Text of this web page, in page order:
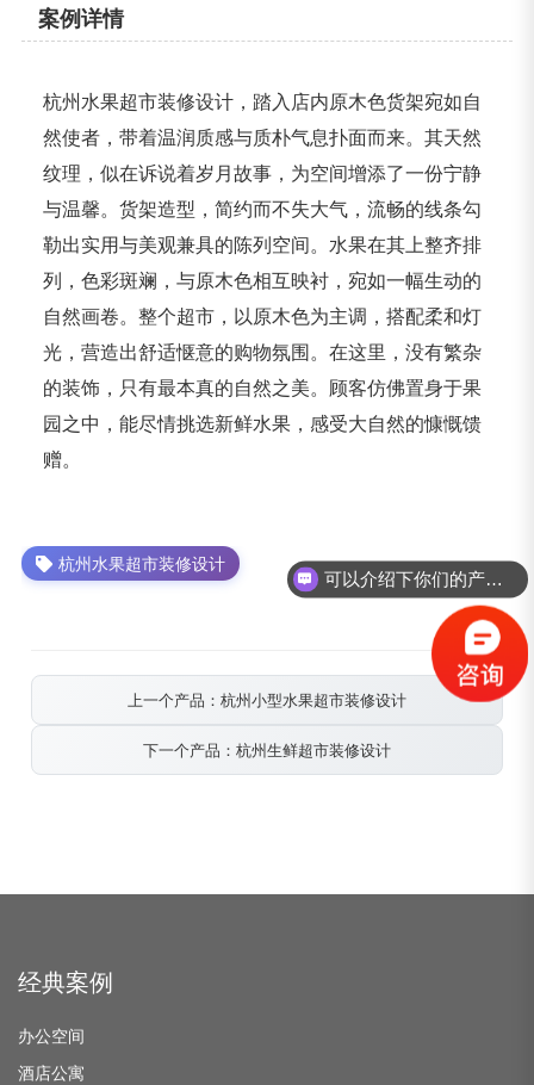
案例详情
杭州水果超市装修设计，踏入店内原木色货架宛如自
然使者，带着温润质感与质朴气息扑面而来。其天然
纹理，似在诉说着岁月故事，为空间增添了一份宁静
与温馨。货架造型，简约而不失大气，流畅的线条勾
勒出实用与美观兼具的陈列空间。水果在其上整齐排
列，色彩斑斓，与原木色相互映衬，宛如一幅生动的
自然画卷。整个超市，以原木色为主调，搭配柔和灯
光，营造出舒适惬意的购物氛围。在这里，没有繁杂
的装饰，只有最本真的自然之美。顾客仿佛置身于果
园之中，能尽情挑选新鲜水果，感受大自然的慷慨馈
赠。
杭州水果超市装修设计
上一个产品：杭州小型水果超市装修设计
下一个产品：杭州生鲜超市装修设计
经典案例
办公空间
酒店公寓
可以介绍下你们的产品么？